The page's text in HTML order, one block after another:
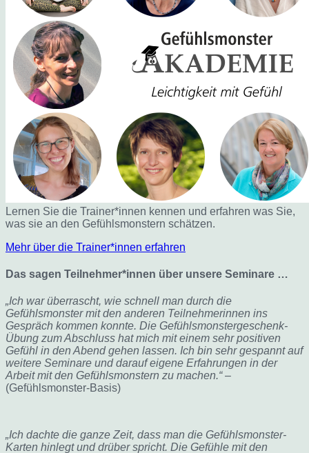
Lernen Sie die Trainer*innen kennen und erfahren was Sie,
was sie an den Gefühlsmonstern schätzen.
Mehr über die Trainer*innen erfahren
Das sagen Teilnehmer*innen über unsere Seminare …
„Ich war überrascht, wie schnell man durch die
Gefühlsmonster mit den anderen Teilnehmerinnen ins
Gespräch kommen konnte. Die Gefühlsmonstergeschenk-
Übung zum Abschluss hat mich mit einem sehr positiven
Gefühl in den Abend gehen lassen. Ich bin sehr gespannt auf
weitere Seminare und darauf eigene Erfahrungen in der
Arbeit mit den Gefühlsmonstern zu machen.“–
(Gefühlsmonster-Basis)
„Ich dachte die ganze Zeit, dass man die Gefühlsmonster-
Karten hinlegt und drüber spricht. Die Gefühle mit den